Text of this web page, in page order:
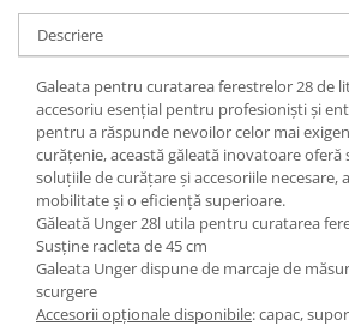
Sapun lichid
Sapun solid
Sapun spuma
Consumabile hartie
Acoperitori toaleta
Cearceaf hartie & cearceaf hartie
Hartie igienica
Prosoape hartie pliate
Pungi igienice
Descriere
Galeata pentru curatarea ferestrelor 28 de
accesoriu esențial pentru profesioniști și
pentru a răspunde nevoilor celor mai
curățenie, această găleată inovatoare
soluțiile de curățare și accesoriile necesare,
mobilitate și o eficiență superioare.
Găleată Unger 28l utila pentru curatarea
Susține racleta de 45 cm
Galeata Unger dispune de marcaje de
scurgere
Accesorii opționale disponibile: capac,